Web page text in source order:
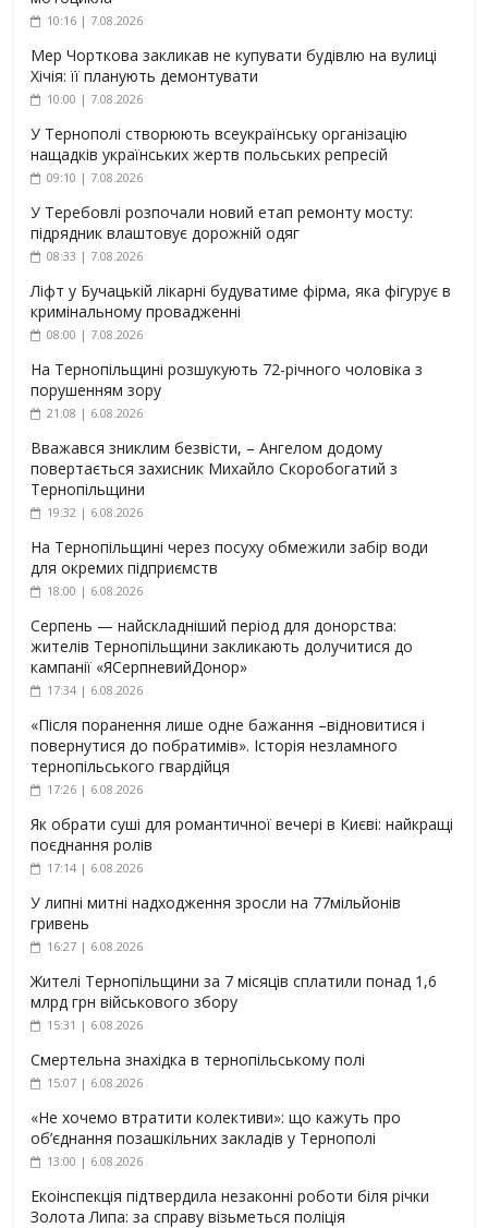
10:16 | 7.08.2026
Мер Чорткова закликав не купувати будівлю на вулиці
Хічія: її планують демонтувати
10:00 | 7.08.2026
У Тернополі створюють всеукраїнську організацію
нащадків українських жертв польських репресій
09:10 | 7.08.2026
У Теребовлі розпочали новий етап ремонту мосту:
підрядник влаштовує дорожній одяг
08:33 | 7.08.2026
Ліфт у Бучацькій лікарні будуватиме фірма, яка фігурує в
кримінальному провадженні
08:00 | 7.08.2026
На Тернопільщині розшукують 72-річного чоловіка з
порушенням зору
21:08 | 6.08.2026
Вважався зниклим безвісти, – Ангелом додому
повертається захисник Михайло Скоробогатий з
Тернопільщини
19:32 | 6.08.2026
На Тернопільщині через посуху обмежили забір води
для окремих підприємств
18:00 | 6.08.2026
Серпень — найскладніший період для донорства:
жителів Тернопільщини закликають долучитися до
кампанії «ЯСерпневийДонор»
17:34 | 6.08.2026
«Після поранення лише одне бажання –відновитися і
повернутися до побратимів». Історія незламного
тернопільського гвардійця
17:26 | 6.08.2026
Як обрати суші для романтичної вечері в Києві: найкращі
поєднання ролів
17:14 | 6.08.2026
У липні митні надходження зросли на 77мільйонів
гривень
16:27 | 6.08.2026
Жителі Тернопільщини за 7 місяців сплатили понад 1,6
млрд грн військового збору
15:31 | 6.08.2026
Смертельна знахідка в тернопільському полі
15:07 | 6.08.2026
«Не хочемо втратити колективи»: що кажуть про
об’єднання позашкільних закладів у Тернополі
13:00 | 6.08.2026
Екоінспекція підтвердила незаконні роботи біля річки
Золота Липа: за справу візьметься поліція